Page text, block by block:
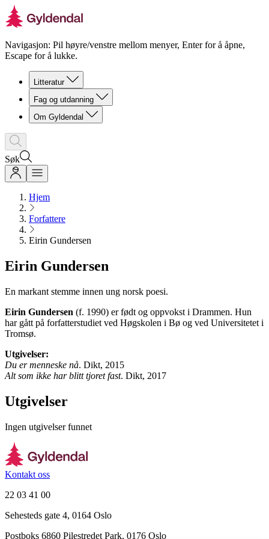
Navigasjon: Pil høyre/venstre mellom menyer, Enter for å åpne,
Escape for å lukke.
Litteratur
Fag og utdanning
Om Gyldendal
Søk
Hjem
Forfattere
Eirin Gundersen
Eirin Gundersen
En markant stemme innen ung norsk poesi.
Eirin Gundersen (f. 1990) er født og oppvokst i Drammen. Hun
har gått på forfatterstudiet ved Høgskolen i Bø og ved Universitetet i
Tromsø.
Utgivelser:
Du er menneske nå. Dikt, 2015
Alt som ikke har blitt tjoret fast. Dikt, 2017
Utgivelser
Ingen utgivelser funnet
Kontakt oss
22 03 41 00
Sehesteds gate 4, 0164 Oslo
Postboks 6860 Pilestredet Park, 0176 Oslo